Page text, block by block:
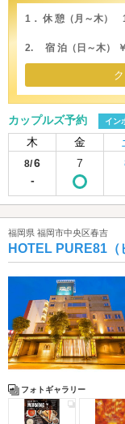
1． 休 憩（月～木）
2. 宿 泊（日～木）
カップルズ予約 イン
木 金
8/6
-
7
福岡県 福岡市中央区春吉
HOTEL PURE81（
フォトギャラリー